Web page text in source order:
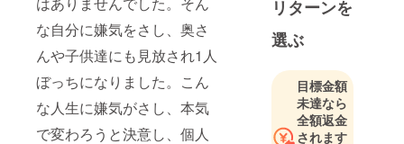
な自分に嫌気をさし、奥さ
んや子供達にも見放され1人
ぼっちになりました。こん
な人生に嫌気がさし、本気
で変わろうと決意し、個人
リターンを
選ぶ
目標金額
未達なら
全額返金
されます